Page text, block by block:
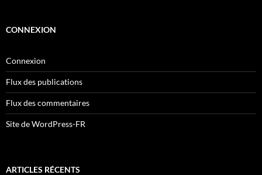
CONNEXION
Connexion
Flux des publications
Flux des commentaires
Site de WordPress-FR
ARTICLES RÉCENTS